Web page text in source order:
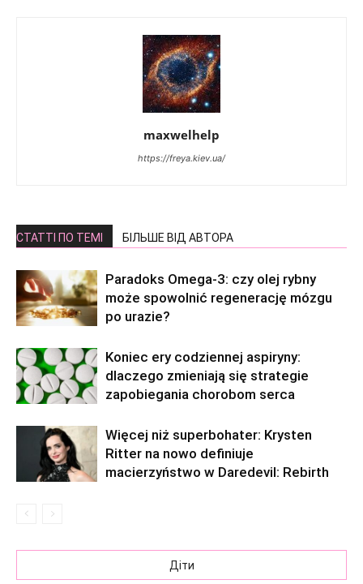
maxwelhelp
https://freya.kiev.ua/
СТАТТІ ПО ТЕМІ БІЛЬШЕ ВІД АВТОРА
Paradoks Omega-3: czy olej rybny
może spowolnić regenerację mózgu
po urazie?
Koniec ery codziennej aspiryny:
dlaczego zmieniają się strategie
zapobiegania chorobom serca
Więcej niż superbohater: Krysten
Ritter na nowo definiuje
macierzyństwo w Daredevil: Rebirth
Діти